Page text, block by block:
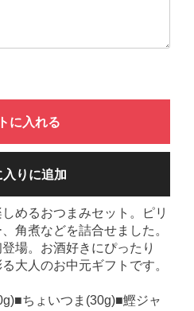
に入れる
入りに追加
めるおつまみセット。ピリ
角煮などを詰合せました。
場。お酒好きにぴったり
大人のお中元ギフトです。
ちょいつま(30g)■鰹ジャ